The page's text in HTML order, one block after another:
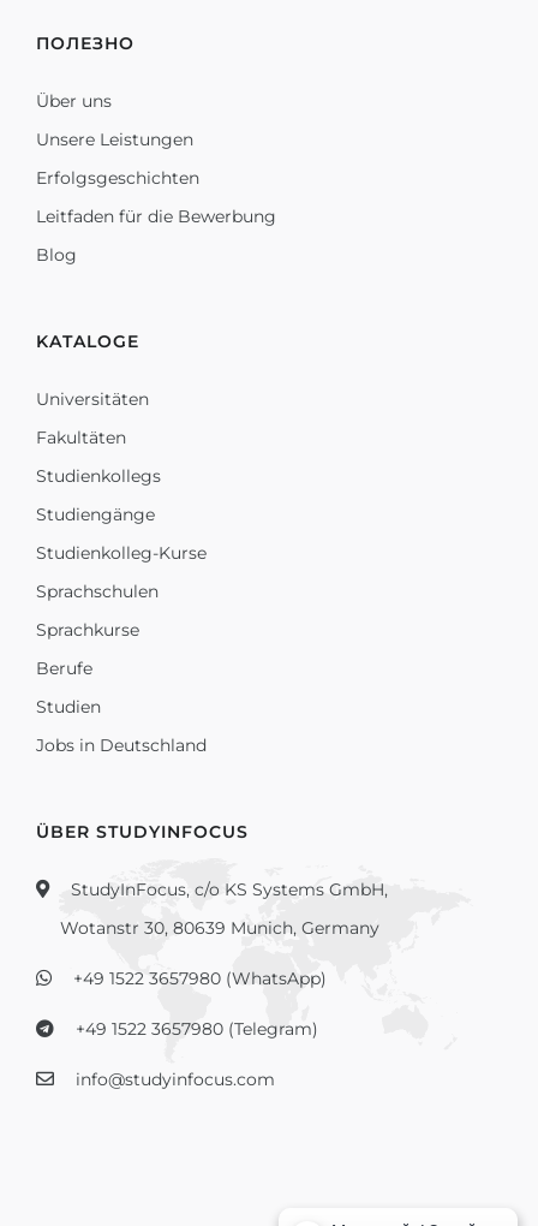
ПОЛЕЗНО
Über uns
Unsere Leistungen
Erfolgsgeschichten
Leitfaden für die Bewerbung
Blog
KATALOGE
Universitäten
Fakultäten
Studienkollegs
Studiengänge
Studienkolleg-Kurse
Sprachschulen
Sprachkurse
Berufe
Studien
Jobs in Deutschland
ÜBER STUDYINFOCUS
StudyInFocus, c/o KS Systems GmbH,
Wotanstr 30, 80639 Munich, Germany
+49 1522 3657980 (WhatsApp)
+49 1522 3657980 (Telegram)
info@studyinfocus.com